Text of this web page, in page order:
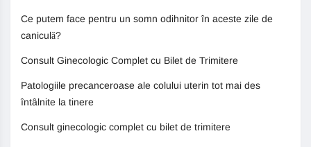
Ce putem face pentru un somn odihnitor în aceste zile de
caniculă?
Consult Ginecologic Complet cu Bilet de Trimitere
Patologiile precanceroase ale colului uterin tot mai des
întâlnite la tinere
Consult ginecologic complet cu bilet de trimitere